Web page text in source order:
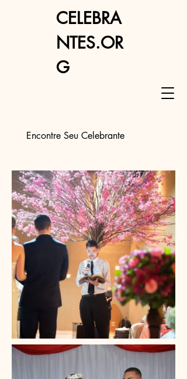
Encontre Seu Celebrante
CELEBRA
NTES.OR
G